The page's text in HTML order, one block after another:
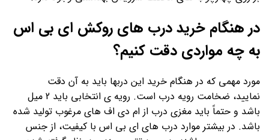
در هنگام خرید درب های روکش ای بی اس
به چه مواردی دقت کنیم؟
مورد مهمی که در هنگام خرید این دربها باید به آن دقت
نمایید، ضخامت رویه درب است. رویه ی انتخابی باید 2 میل
باشد و حتماً باید مغزی درب از ام دی اف های مرغوب تولید شده
باشد. در بیشتر موارد درب های ای بی اس با کیفیت، از جنس